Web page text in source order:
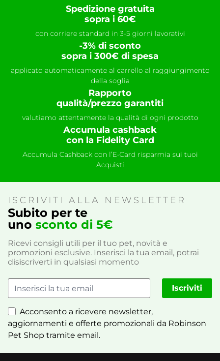
Spedizione gratuita
sopra i 60€
con corriere standard in 3-5 giorni lavorativi
-3% di sconto
sopra i 300€ di spesa
applicato automaticamente al carrello al raggiungimento
della soglia
Rapporto
qualità/prezzo garantiti
valutiamo attentamente la qualità di ogni prodotto
Accumula cashback
con la Fidelity Card
Accumula Cashback con l’E-Card risparmia sui tuoi
Acquisti
ISCRIVITI ALLA NEWSLETTER
Subito per te
uno sconto di 5€
Ricevi consigli utili per il tuo pet, novità e
promozioni esclusive. Inserisci la tua email, potrai
disiscriverti in qualsiasi momento
Acconsento a ricevere newsletter,
aggiornamenti e offerte promozionali da Robinson
Pet Shop tramite email.
Iscriviti